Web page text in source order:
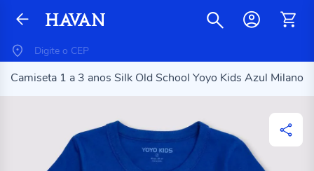
Camiseta 1 a 3 anos Silk Old School Yoyo Kids Azul Milano